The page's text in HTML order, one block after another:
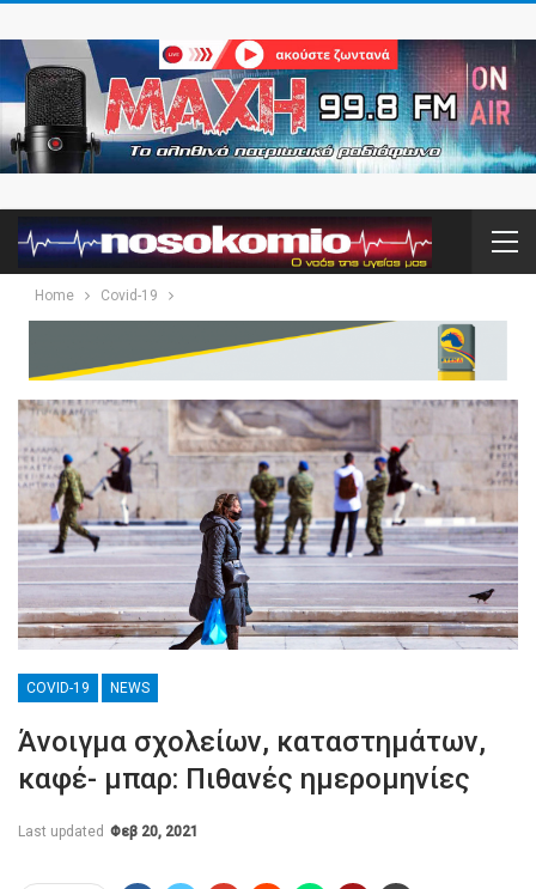
Home Covid-19
COVID-19 NEWS
Άνοιγμα σχολείων, καταστημάτων,
καφέ- μπαρ: Πιθανές ημερομηνίες
Last updated Φεβ 20, 2021